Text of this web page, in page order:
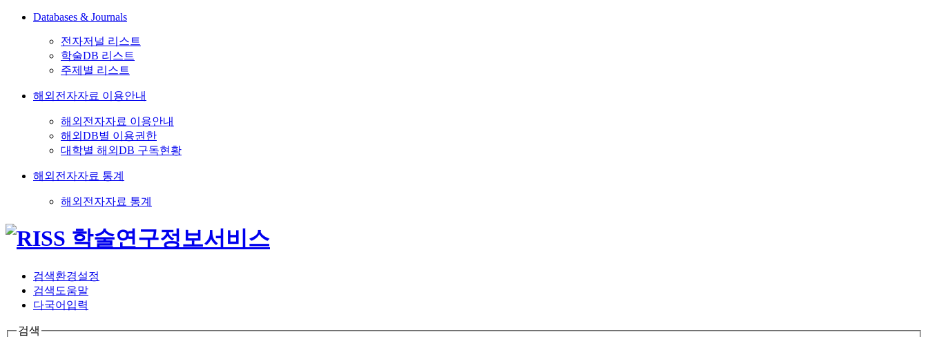
Databases & Journals
전자저널 리스트
학술DB 리스트
주제별 리스트
해외전자자료 이용안내
해외전자자료 이용안내
해외DB별 이용권한
대학별 해외DB 구독현황
해외전자자료 통계
해외전자자료 통계
검색환경설정
검색도움말
다국어입력
검색